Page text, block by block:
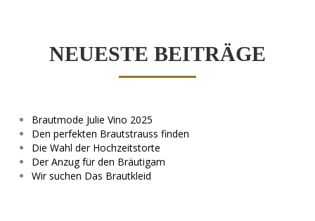
NEUESTE BEITRÄGE
Brautmode Julie Vino 2025
Den perfekten Brautstrauss finden
Die Wahl der Hochzeitstorte
Der Anzug für den Bräutigam
Wir suchen Das Brautkleid